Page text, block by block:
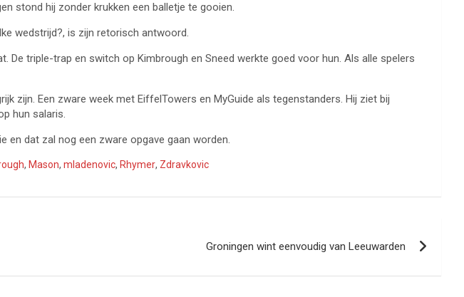
stond hij zonder krukken een balletje te gooien.
wedstrijd?, is zijn retorisch antwoord.
triple-trap en switch op Kimbrough en Sneed werkte goed voor hun. Als alle spelers
zijn. Een zware week met EiffelTowers en MyGuide als tegenstanders. Hij ziet bij
hun salaris.
en dat zal nog een zware opgave gaan worden.
, Mason, mladenovic, Rhymer, Zdravkovic
Groningen wint eenvoudig van Leeuwarden